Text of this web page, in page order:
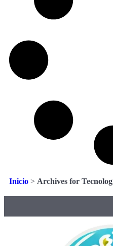
Inicio > Archives for